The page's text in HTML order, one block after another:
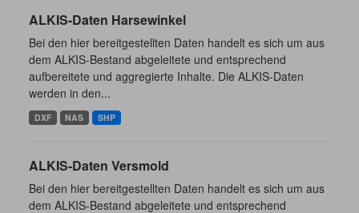
ALKIS-Daten Harsewinkel
Bei den hier bereitgestellten Daten handelt es sich um aus
dem ALKIS-Bestand abgeleitete und entsprechend
aufbereitete und aggregierte Inhalte. Die ALKIS-Daten
werden in den...
DXF NAS SHP
ALKIS-Daten Versmold
Bei den hier bereitgestellten Daten handelt es sich um aus
dem ALKIS-Bestand abgeleitete und entsprechend